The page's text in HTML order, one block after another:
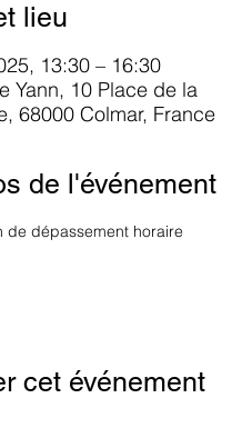
lieu
13:30 – 16:30
Yann, 10 Place de la
68000 Colmar, France
de l'événement
de dépassement horaire
cet événement